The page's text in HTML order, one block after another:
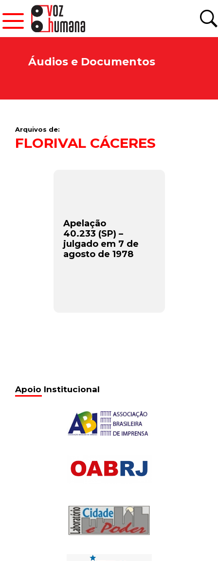
Áudios e Documentos
Arquivos de:
FLORIVAL CÁCERES
Apelação
40.233 (SP) –
julgado em 7 de
agosto de 1978
Apoio Institucional